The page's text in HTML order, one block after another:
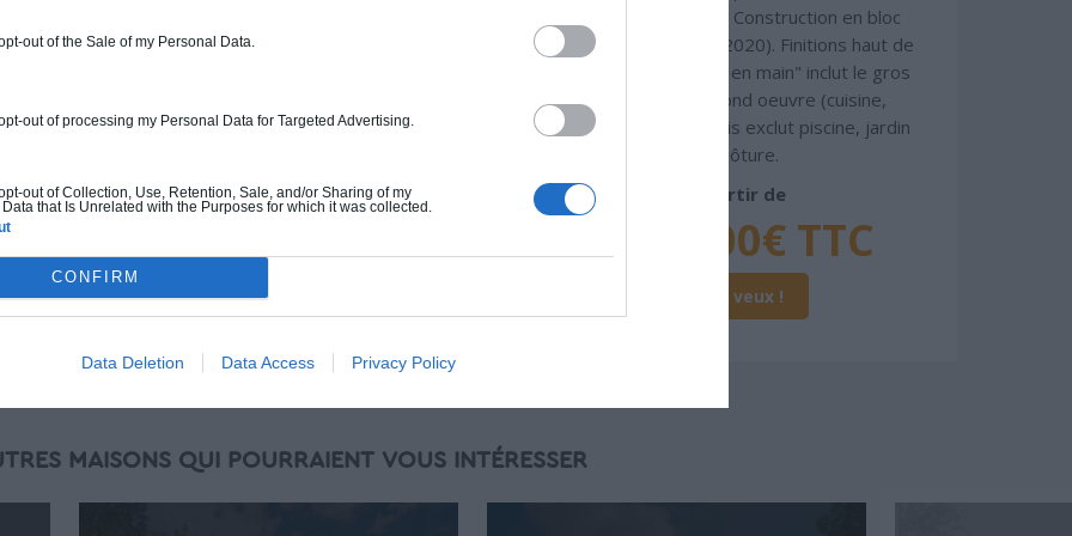
out of the Sale of my Personal Data.
out of processing my Personal Data for Targeted Advertising.
out of Collection, Use, Retention, Sale, and/or Sharing of my
that Is Unrelated with the Purposes for which it was collected.
CONFIRM
Data Deletion Data Access Privacy Policy
ossature bois isolé. Finitions haut de
peinture, sols...), mais exclut piscine, jardin
À partir de
Je la veux !
normes standards. Construction en bloc
coffrant isolant (RT 2020). Finitions haut de
gamme. Le prix "clé en main" inclut le gros
oeuvre et le second oeuvre (cuisine,
peinture, sols...), mais exclut piscine, jardin
et clôture.
À partir de
297 000€ TTC
Je la veux !
MAISONS QUI POURRAIENT VOUS INTÉRESSER